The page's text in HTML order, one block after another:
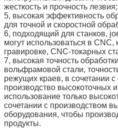
жесткость и прочность лезвия;
5, высокая эффективность
для точной и скоростной
6, подходящий для станков,
могут использоваться в
гравировке, CNC-токарных
7, высокая точность
вольфрамовой стали,
режущих краев, в сочетании
производство высокоточных
использование только
сочетании с производством
оборудования, чтобы
продукты.